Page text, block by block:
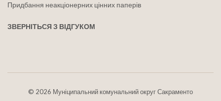
Придбання неакціонерних цінних паперів
ЗВЕРНІТЬСЯ З ВІДГУКОМ
© 2026 Муніципальний комунальний округ Сакраменто